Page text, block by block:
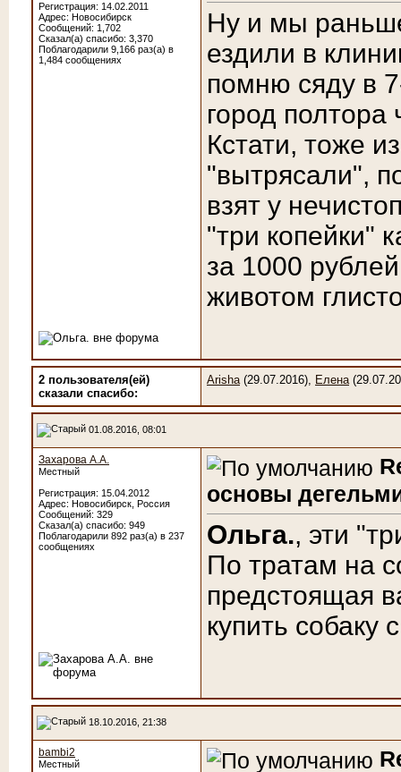
Регистрация: 14.02.2011
Адрес: Новосибирск
Сообщений: 1,702
Сказал(а) спасибо: 3,370
Поблагодарили 9,166 раз(а) в
1,484 сообщениях
Ну и мы
ездили в
помню сяду в
город полтора
Кстати, тоже
"вытрясали",
взят у
"три копейки"
за 1000
животом
2 пользователя(ей)
сказали cпасибо:
Arisha(29.07.2016), Елена
01.08.2016, 08:01
Захарова А.А.
Местный
Регистрация: 15.04.2012
Адрес: Новосибирск, Россия
Сообщений: 329
Сказал(а) спасибо: 949
Поблагодарили 892 раз(а) в 237
сообщениях
основы
Ольга., эти
По тратам на
предстоящая
купить собаку
18.10.2016, 21:38
bambi2
Местный